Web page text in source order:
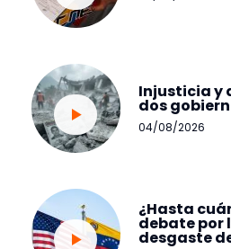
Injusticia y
dos
04/08/2026
¿Hasta
debate por
desgaste